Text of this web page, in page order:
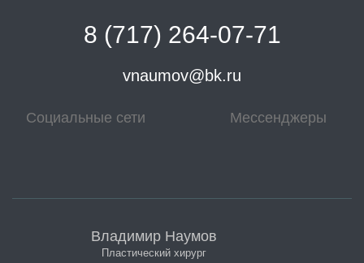
8 (717) 264-07-71
vnaumov@bk.ru
Социальные сети Мессенджеры
Владимир Наумов
Пластический хирург